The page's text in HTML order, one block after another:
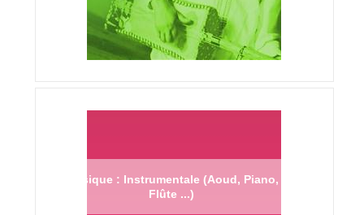
Musique : Instrumentale (Aoud, Piano,
Flûte ...)